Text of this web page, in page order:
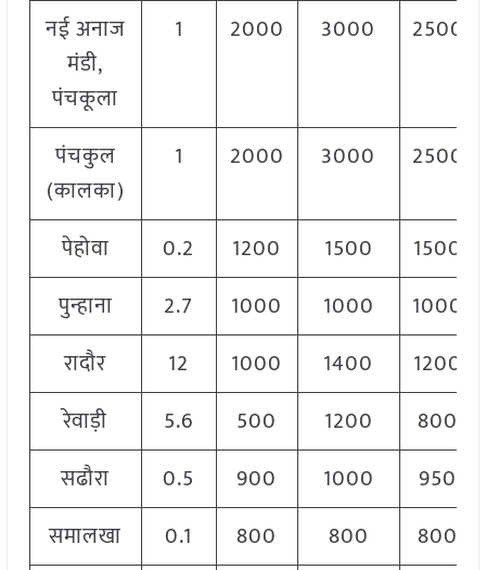
नई अनाज
मंडी,
पंचकूला
1 2000 3000 2500
पंचकुल
(कालका)
1 2000 3000 2500
पेहोवा 0.2 1200 1500
1500
पुन्हाना
2.7 1000 1000
1000
रादौर
12 1000 1400
1200
रेवाड़ी
5.6 500 1200
800
सढौरा
0.5 900 1000
950
समालखा
0.1 800 800
800